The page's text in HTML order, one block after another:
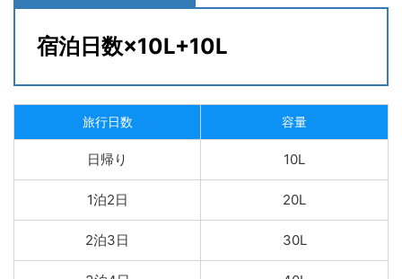
宿泊日数×10L+10L
旅行日数 容量
日帰り 10L
1泊2日 20L
2泊3日 30L